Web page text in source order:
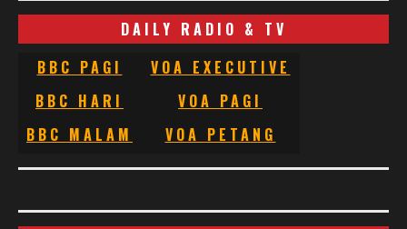
DAILY RADIO & TV
BBC PAGI
VOA EXECUTIVE
BBC HARI
VOA PAGI
BBC MALAM
VOA PETANG